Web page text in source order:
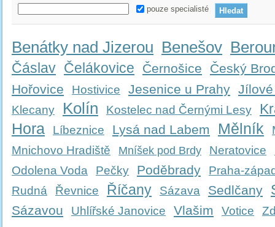
pouze specialisté
Benátky nad Jizerou Benešov
Čáslav Čelákovice Černošice
Český
Hořovice
Hostivice Jesenice u Prahy
Klecany Kolín Kostelec nad Černými Lesy
Hora Líbeznice Lysá nad Labem Mělník
Mnichovo Hradiště
Mníšek pod Brdy Neratovice
Odolena Voda
Pečky Poděbrady
Praha-
Rudná
Řevnice Říčany Sázava Sedlčany
Sázavou Uhlířské Janovice Vlašim Votice